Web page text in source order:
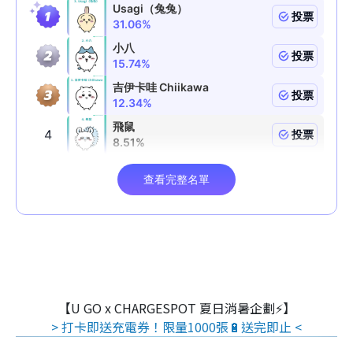
【U GO x CHARGESPOT 夏日消暑企劃⚡】
> 打卡即送充電券！限量1000張🔋送完即止 <